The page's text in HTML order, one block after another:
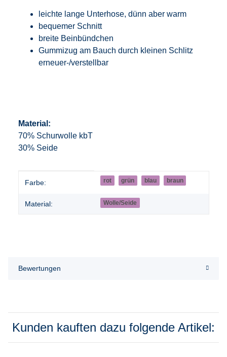
leichte lange Unterhose, dünn aber warm
bequemer Schnitt
breite Beinbündchen
Gummizug am Bauch durch kleinen Schlitz
erneuer-/verstellbar
Material:
70% Schurwolle kbT
30% Seide
Produkteigenschaft
Wert
Farbe: rot grün blau braun
Material: Wolle/Seide
Bewertungen
Kunden kauften dazu folgende Artikel: